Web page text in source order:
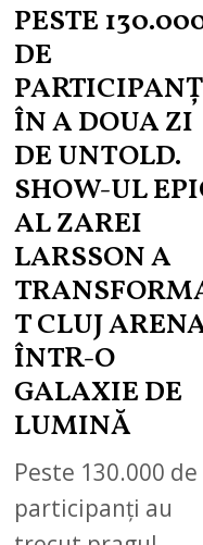
PESTE
DE
ÎN A DOUA ZI
DE UNTOLD.
SHOW-UL
AL ZAREI
LARSSON A
T CLUJ
ÎNTR-O
GALAXIE DE
LUMINĂ
Peste 130.000 de
participanți au